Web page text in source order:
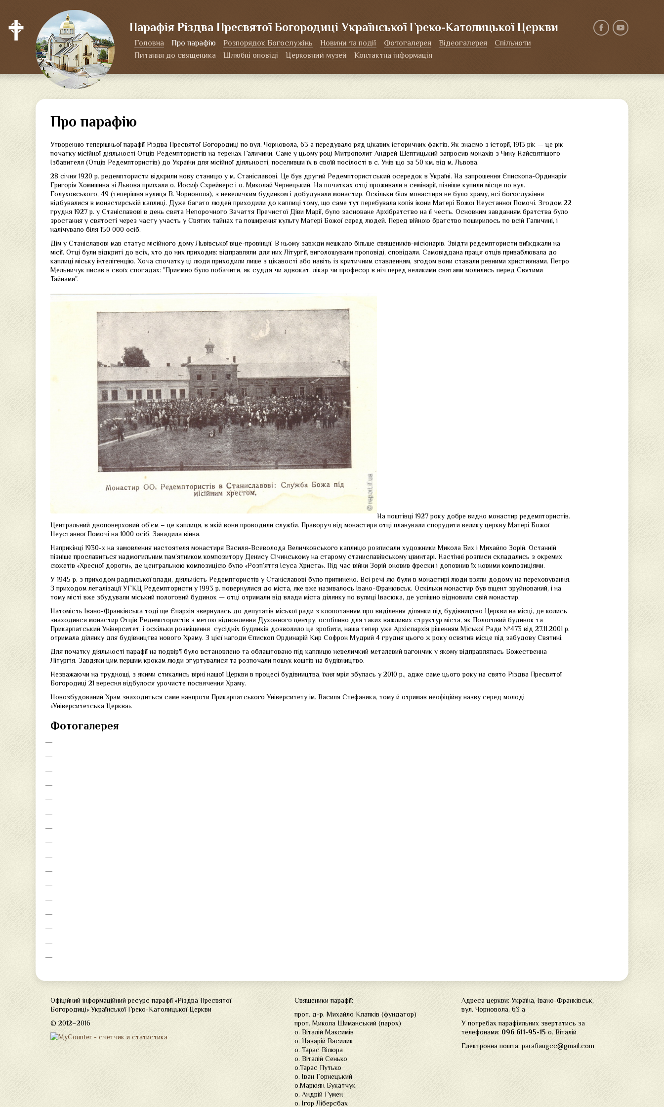
Парафія Різдва Пресвятої Богородиці Української Греко-Католицької Церкви
Головна Про парафію Розпорядок Богослужінь Новини та події Фотогалерея Відеогалерея
Спільноти
Питання до священика
Шлюбні оповіді Церковний музей Контактна інформація
Про парафію
Утворенню теперішньої парафії Різдва Пресвятої Богородиці по вул. Чорновола, 63 а передувало ряд цікавих історичних фактів. Як знаємо з історії, 1913 рік — це рік
початку місійної діяльності Отців Редемптористів на теренах Галичини. Саме у цьому році Митрополит Андрей Шептицький запросив монахів з Чину Найсвятішого
Ізбавителя (Отців Редемптористів) до України для місійної діяльності, поселивши їх в своїй посілості в с. Унів що за 50 км. від м. Львова.
28 січня 1920 р. редемптористи відкрили нову станицю у м. Станіславові. Це був другий Редемптористський осередок в Україні. На запрошення Єпископа-Ординарія
Григорія Хомишина зі Львова приїхали о. Йосиф Схрейверс і о. Миколай Чернецький. На початках отці проживали в семінарії, пізніше купили місце по вул.
Голуховського, 49 (теперішня вулиця В. Чорновола), з невеличким будинком і добудували монастир. Оскільки біля монастиря не було храму, всі богослужіння
відбувалися в монастирській каплиці. Дуже багато людей приходили до каплиці тому, що саме тут перебувала копія ікони Матері Божої Неустанної Помочі. Згодом 22
грудня 1927 р. у Станіславові в день свята Непорочного Зачаття Пречистої Діви Марії, було засноване Архібратство на її честь. Основним завданням братства було
зростання у святості через часту участь у Святих тайнах та поширення культу Матері Божої серед людей. Перед війною братство поширилось по всій Галичині, і
налічувало біля 150 000 осіб.
Дім у Станіславові мав статус місійного дому Львівської віце-провінції. В ньому завжди мешкало більше священиків-місіонарів. Звідти редемптористи виїжджали на
місії. Отці були відкриті до всіх, хто до них приходив: відправляли для них Літургії, виголошували проповіді, сповідали. Самовіддана праця отців приваблювала до
каплиці міську інтелігенцію. Хоча спочатку ці люди приходили лише з цікавості або навіть із критичним ставленням, згодом вони ставали ревними християнами. Петро
Мельничук писав в своїх спогадах: "Приємно було побачити, як суддя чи адвокат, лікар чи професор в ніч перед великими святами молились перед Святими
Тайнами".
На поштівці 1927 року добре видно монастир редемптористів.
Центральний двоповерховий об’єм – це каплиця, в якій вони проводили служби. Праворуч від монастиря отці планували спорудити велику церкву Матері Божої
Неустанної Помочі на 1000 осіб. Завадила війна.
Наприкінці 1930-х на замовлення настоятеля монастиря Василя-Всеволода Величковського каплицю розписали художники Микола Бих і Михайло Зорій. Останній
пізніше прославиться надмогильним пам’ятником композитору Денису Січинському на старому станиславівському цвинтарі. Настінні розписи складались з окремих
сюжетів «Хресної дороги», де центральною композицією було «Розп’яття Ісуса Христа». Під час війни Зорій оновив фрески і доповнив їх новими композиціями.
У 1945 р. з приходом радянської влади, діяльність Редемптористів у Станіславові було припинено. Всі речі які були в монастирі люди взяли додому на переховування.
З приходом легалізації УГКЦ Редемптористи у 1993 р. повернулися до міста, яке вже називалось Івано-Франківськ. Оскільки монастир був вщент зруйнований, і на
тому місті вже збудували міський пологовий будинок — отці отримали від влади міста ділянку по вулиці Івасюка, де успішно відновили свій монастир.
Натомість Івано-Франківська тоді ще Єпархія звернулась до депутатів міської ради з клопотанням про виділення ділянки під будівництво Церкви на місці, де колись
знаходився монастир Отців Редемптористів з метою відновлення Духовного центру, особливо для таких важливих структур міста, як Пологовий будинок та
Прикарпатський Університет, і оскільки розміщення сусідніх будинків дозволило це зробити, наша тепер уже Архієпархія рішенням Міської Ради №473 від 27.11.2001 р.
отримала ділянку для будівництва нового Храму. З цієї нагоди Єпископ Ординарій Кир Софрон Мудрий 4 грудня цього ж року освятив місце під забудову Святині.
Для початку діяльності парафії на подвір'ї було встановлено та облаштовано під каплицю невеличкий металевий вагончик у якому відправлялась Божественна
Літургія. Завдяки цим першим крокам люди згуртувалися та розпочали пошук коштів на будівництво.
Незважаючи на труднощі, з якими стикались вірні нашої Церкви в процесі будівництва, їхня мрія збулась у 2010 р., адже саме цього року на свято Різдва Пресвятої
Богородиці 21 вересня відбулося урочисте посвячення Храму.
Новозбудований Храм знаходиться саме навпроти Прикарпатського Університету ім. Василя Стефаника, тому й отримав неофіційну назву серед молоді
«Університетська Церква».
Фотогалерея
Офіційний інформаційний ресурс парафії «Різдва Пресвятої
Богородиці» Української Греко-Католицької Церкви
© 2012–2016
Священики парафії:
прот. д-р. Михайло Клапків (фундатор)
прот. Микола Шиманський (парох)
о. Віталій Максимів
о. Назарій Василик
о. Тарас Вілюра
о. Віталій Сенько
о.Тарас Путько
о. Іван Горнецький
о.Маркіян Букатчук
о. Андрій Гумен
о. Ігор Ліберсбах
Адреса церкви: Україна, Івано-Франківськ,
вул. Чорновола, 63 а
У потребах парафіяльних звертатись за
телефонами: 096 611-95-15 о. Віталій
Електронна пошта: parafiaugcc@gmail.com